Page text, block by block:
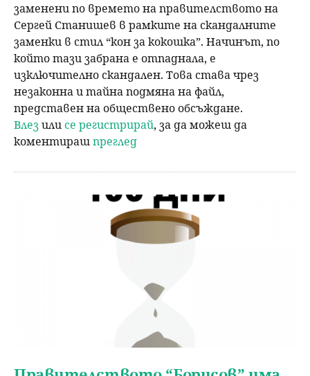
заменени по времето на правителството на
Сергей Станишев в рамките на скандалните
заменки в стил “кон за кокошка”. Начинът, по
който тази забрана е отпаднала, е
изключително скандален. Това става чрез
незаконна и тайна подмяна на файл,
представен на обществено обсъждане.
Влезили се регистрирай, за да можеш да
коментирашпреглед